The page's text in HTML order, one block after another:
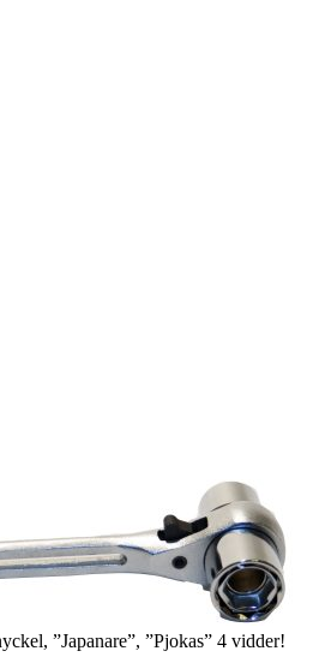
”Japanare”, ”Pjokas” 4 vidder!